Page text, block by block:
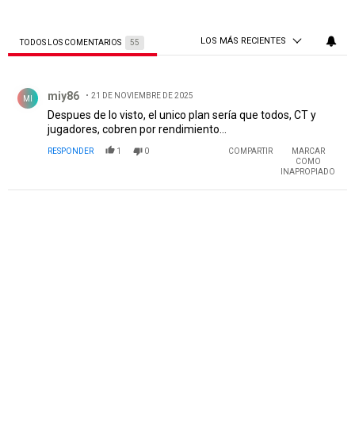
TODOS LOS COMENTARIOS 55 LOS MÁS RECIENTES
MI miy86 21 DE NOVIEMBRE DE 2025
Despues de lo visto, el unico plan sería que todos, CT y
jugadores, cobren por rendimiento...
RESPONDER 1 0 COMPARTIR
MARCAR
COMO
INAPROPIADO